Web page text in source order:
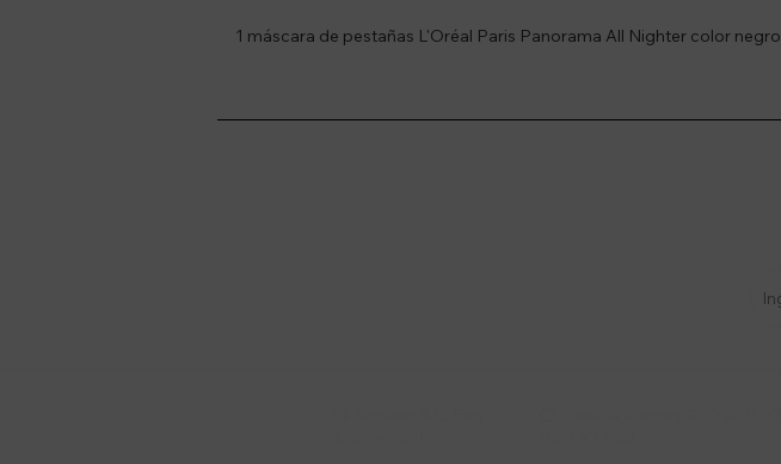
1 máscara de pestañas L'Oréal Paris Panorama All Nighter color negro